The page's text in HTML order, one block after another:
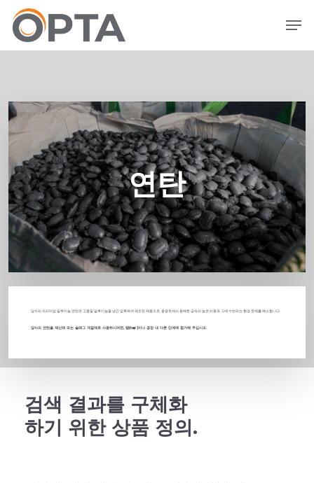
뛰
기
메뉴
연탄
당사의 프리미엄 알루미늄 연탄은 고품질 알루미늄을 냉간 압축하여 제조된 제품으로, 용광로에서 용해한 금속의 높은 비용과 그에 수반되는 환경 문제를 해소합니다.
당사의 연탄을 제산제 또는 슬래그 개질제로 사용하시려면, 탭(tap)이나 공정 내 다른 단계에 첨가해 주십시오.
검색 결과를 구체화
하기 위한 상품 정의.